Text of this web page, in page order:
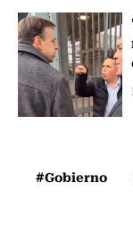
#Gobierno